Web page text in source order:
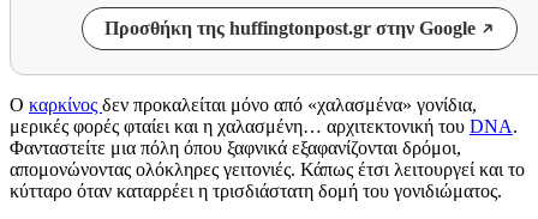
Προσθήκη της huffingtonpost.gr στην Google
Ο καρκίνος δεν προκαλείται μόνο από «χαλασμένα» γονίδια,
μερικές φορές φταίει και η χαλασμένη… αρχιτεκτονική του DNA.
Φανταστείτε μια πόλη όπου ξαφνικά εξαφανίζονται δρόμοι,
απομονώνοντας ολόκληρες γειτονιές. Κάπως έτσι λειτουργεί και το
κύτταρο όταν καταρρέει η τρισδιάστατη δομή του γονιδιώματος.